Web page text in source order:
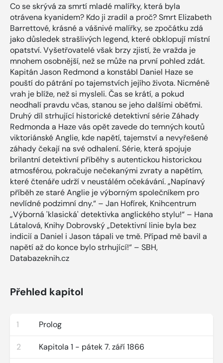
Co se skrývá za smrtí mladé malířky, která byla
otrávena kyanidem? Kdo ji zradil a proč? Smrt Elizabeth
Barrettové, krásné a vášnivé malířky, se zpočátku zdá
jako důsledek strašlivých legend, které obklopují místní
opatství. Vyšetřovatelé však brzy zjistí, že vražda je
mnohem osobnější, než se může na první pohled zdát.
Kapitán Jason Redmond a konstábl Daniel Haze se
pouští do pátrání po tajemstvích jejího života. Nicméně
vrah je blíže, než si mysleli. Čas se krátí, a pokud
neodhalí pravdu včas, stanou se jeho dalšími oběťmi.
Druhý díl strhující historické detektivní série Záhady
Redmonda a Haze vás opět zavede do temných koutů
viktoriánské Anglie, kde napětí, tajemství a nevyřešené
záhady čekají na své odhalení. Série, která spojuje
brilantní detektivní příběhy s autentickou historickou
atmosférou, pokračuje nečekanými zvraty a napětím,
které čtenáře udrží v neustálém očekávání. „Napínavý
příběh ze staré Anglie je výborným společníkem pro
nevlídné podzimní dny.“ – Jan Hofírek, Knihcentrum
„Výborná 'klasická' detektivka anglického stylu!“ – Hana
Látalová, Knihy Dobrovský „Detektivní linie byla bez
indicií a Daniel i Jason tápali ve tmě. Případ mě bavil a
napětí až do konce bylo strhující!“ – SBH,
Databazeknih.cz
Přehled kapitol
1 Prolog
2 Kapitola 1 - pátek 7. září 1866